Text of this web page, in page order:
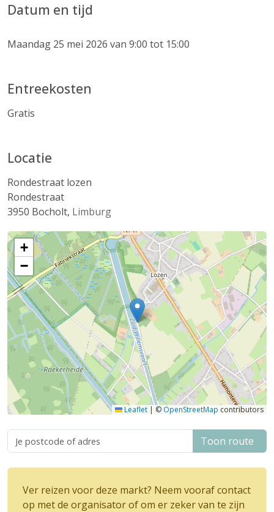
Datum en tijd
Maandag 25 mei 2026 van 9:00 tot 15:00
Entreekosten
Gratis
Locatie
Rondestraat lozen
Rondestraat
3950 Bocholt, Limburg
+
−
Leaflet | ©OpenStreetMap contributors
Toon route
Ver reizen voor deze markt? Neem vooraf contact
op met de organisator of om er zeker van te zijn